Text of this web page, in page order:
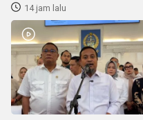
14 jam lalu